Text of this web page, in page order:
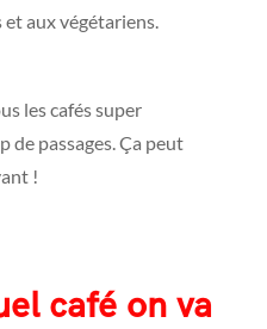
aux végétariens.
les cafés super
de passages. Ça peut
!
café on va